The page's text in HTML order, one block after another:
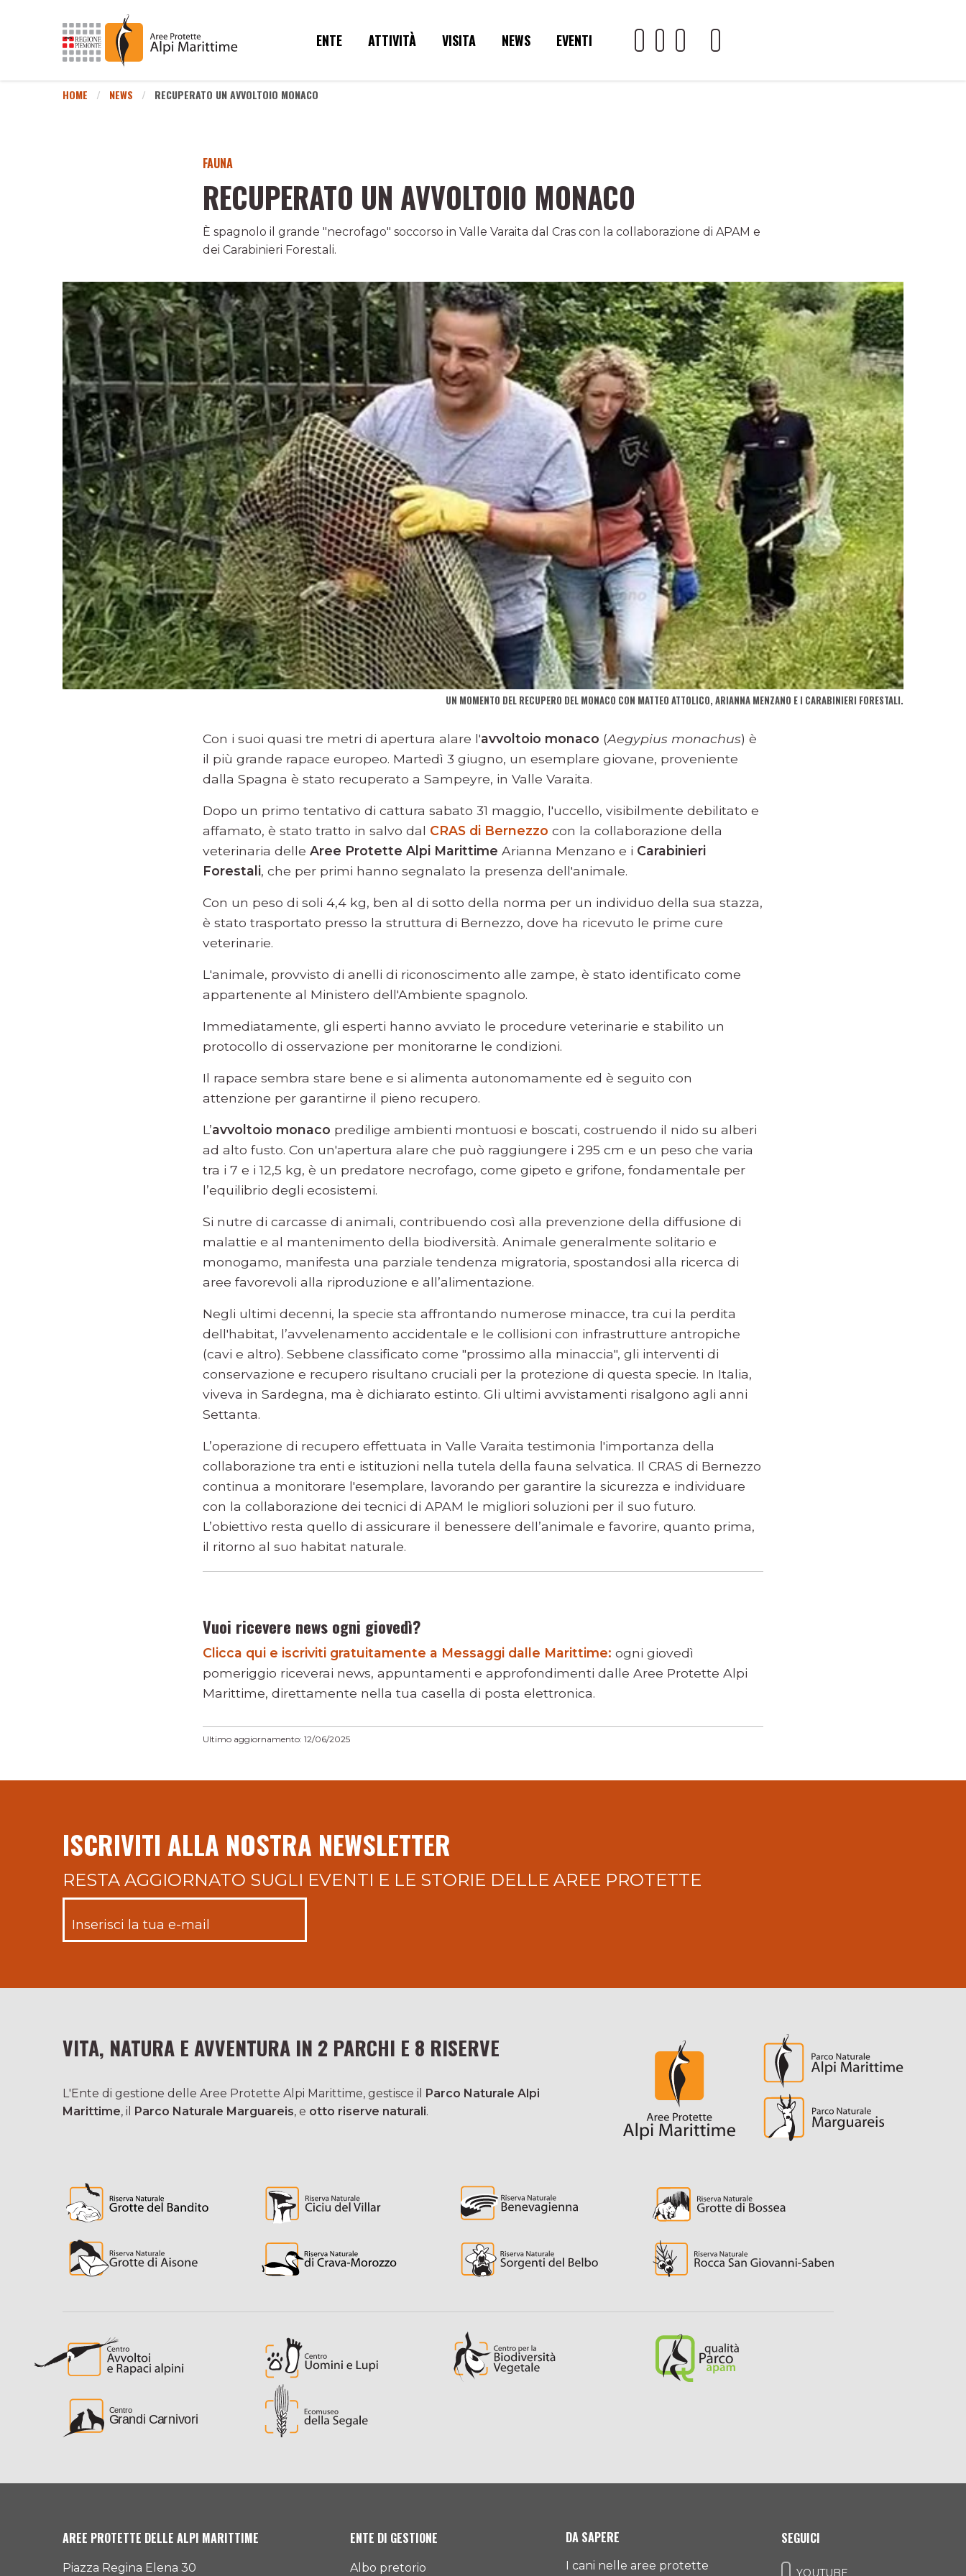
ENTE ATTIVITÀ VISITA NEWS EVENTI
HOME NEWS RECUPERATO UN AVVOLTOIO MONACO
FAUNA
RECUPERATO UN AVVOLTOIO MONACO
È spagnolo il grande "necrofago" soccorso in Valle Varaita dal Cras con la collaborazione di APAM e
dei Carabinieri Forestali.
UN MOMENTO DEL RECUPERO DEL MONACO CON MATTEO ATTOLICO, ARIANNA MENZANO E I CARABINIERI FORESTALI.
Con i suoi quasi tre metri di apertura alare l'avvoltoio monaco (Aegypius monachus) è
il più grande rapace europeo. Martedì 3 giugno, un esemplare giovane, proveniente
dalla Spagna è stato recuperato a Sampeyre, in Valle Varaita.
Dopo un primo tentativo di cattura sabato 31 maggio, l'uccello, visibilmente debilitato e
affamato, è stato tratto in salvo dal CRAS di Bernezzo con la collaborazione della
veterinaria delle Aree Protette Alpi Marittime Arianna Menzano e i Carabinieri
Forestali, che per primi hanno segnalato la presenza dell'animale.
Con un peso di soli 4,4 kg, ben al di sotto della norma per un individuo della sua stazza,
è stato trasportato presso la struttura di Bernezzo, dove ha ricevuto le prime cure
veterinarie.
L'animale, provvisto di anelli di riconoscimento alle zampe, è stato identificato come
appartenente al Ministero dell'Ambiente spagnolo.
Immediatamente, gli esperti hanno avviato le procedure veterinarie e stabilito un
protocollo di osservazione per monitorarne le condizioni.
Il rapace sembra stare bene e si alimenta autonomamente ed è seguito con
attenzione per garantirne il pieno recupero.
L’avvoltoio monaco predilige ambienti montuosi e boscati, costruendo il nido su alberi
ad alto fusto. Con un'apertura alare che può raggiungere i 295 cm e un peso che varia
tra i 7 e i 12,5 kg, è un predatore necrofago, come gipeto e grifone, fondamentale per
l’equilibrio degli ecosistemi.
Si nutre di carcasse di animali, contribuendo così alla prevenzione della diffusione di
malattie e al mantenimento della biodiversità. Animale generalmente solitario e
monogamo, manifesta una parziale tendenza migratoria, spostandosi alla ricerca di
aree favorevoli alla riproduzione e all’alimentazione.
Negli ultimi decenni, la specie sta affrontando numerose minacce, tra cui la perdita
dell'habitat, l’avvelenamento accidentale e le collisioni con infrastrutture antropiche
(cavi e altro). Sebbene classificato come "prossimo alla minaccia", gli interventi di
conservazione e recupero risultano cruciali per la protezione di questa specie. In Italia,
viveva in Sardegna, ma è dichiarato estinto. Gli ultimi avvistamenti risalgono agli anni
Settanta.
L’operazione di recupero effettuata in Valle Varaita testimonia l'importanza della
collaborazione tra enti e istituzioni nella tutela della fauna selvatica. Il CRAS di Bernezzo
continua a monitorare l'esemplare, lavorando per garantire la sicurezza e individuare
con la collaborazione dei tecnici di APAM le migliori soluzioni per il suo futuro.
L’obiettivo resta quello di assicurare il benessere dell’animale e favorire, quanto prima,
il ritorno al suo habitat naturale.
Vuoi ricevere news ogni giovedì?
Clicca qui e iscriviti gratuitamente a Messaggi dalle Marittime: ogni giovedì
pomeriggio riceverai news, appuntamenti e approfondimenti dalle Aree Protette Alpi
Marittime, direttamente nella tua casella di posta elettronica.
Ultimo aggiornamento: 12/06/2025
ISCRIVITI ALLA NOSTRA NEWSLETTER
RESTA AGGIORNATO SUGLI EVENTI E LE STORIE DELLE AREE PROTETTE
VITA, NATURA E AVVENTURA IN 2 PARCHI E 8 RISERVE
L'Ente di gestione delle Aree Protette Alpi Marittime, gestisce il Parco Naturale Alpi
Marittime, il Parco Naturale Marguareis, e otto riserve naturali.
AREE PROTETTE DELLE ALPI MARITTIME
Piazza Regina Elena 30
ENTE DI GESTIONE
Albo pretorio
DA SAPERE
I cani nelle aree protette
SEGUICI
YOUTUBE